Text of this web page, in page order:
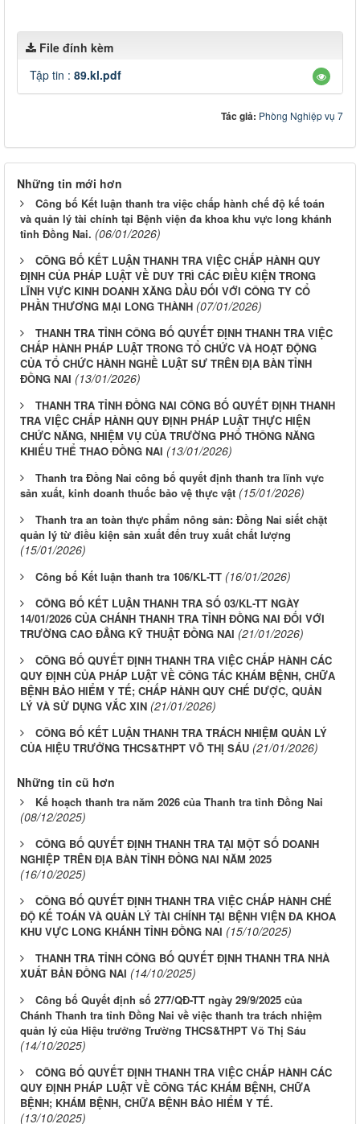
File đính kèm
Tập tin : 89.kl.pdf
Tác giả: Phòng Nghiệp vụ 7
Những tin mới hơn
Công bố Kết luận thanh tra việc chấp hành chế độ kế toán
và quản lý tài chính tại Bệnh viện đa khoa khu vực long khánh
tỉnh Đồng Nai. (06/01/2026)
CÔNG BỐ KẾT LUẬN THANH TRA VIỆC CHẤP HÀNH QUY
ĐỊNH CỦA PHÁP LUẬT VỀ DUY TRÌ CÁC ĐIỀU KIỆN TRONG
LĨNH VỰC KINH DOANH XĂNG DẦU ĐỐI VỚI CÔNG TY CỔ
PHẦN THƯƠNG MẠI LONG THÀNH (07/01/2026)
THANH TRA TỈNH CÔNG BỐ QUYẾT ĐỊNH THANH TRA VIỆC
CHẤP HÀNH PHÁP LUẬT TRONG TỔ CHỨC VÀ HOẠT ĐỘNG
CỦA TỔ CHỨC HÀNH NGHỀ LUẬT SƯ TRÊN ĐỊA BÀN TỈNH
ĐỒNG NAI (13/01/2026)
THANH TRA TỈNH ĐỒNG NAI CÔNG BỐ QUYẾT ĐỊNH THANH
TRA VIỆC CHẤP HÀNH QUY ĐỊNH PHÁP LUẬT THỰC HIỆN
CHỨC NĂNG, NHIỆM VỤ CỦA TRƯỜNG PHỔ THÔNG NĂNG
KHIẾU THỂ THAO ĐỒNG NAI (13/01/2026)
Thanh tra Đồng Nai công bố quyết định thanh tra lĩnh vực
sản xuất, kinh doanh thuốc bảo vệ thực vật (15/01/2026)
Thanh tra an toàn thực phẩm nông sản: Đồng Nai siết chặt
quản lý từ điều kiện sản xuất đến truy xuất chất lượng
(15/01/2026)
Công bố Kết luận thanh tra 106/KL-TT (16/01/2026)
CÔNG BỐ KẾT LUẬN THANH TRA SỐ 03/KL-TT NGÀY
14/01/2026 CỦA CHÁNH THANH TRA TỈNH ĐỒNG NAI ĐỐI VỚI
TRƯỜNG CAO ĐẲNG KỸ THUẬT ĐỒNG NAI (21/01/2026)
CÔNG BỐ QUYẾT ĐỊNH THANH TRA VIỆC CHẤP HÀNH CÁC
QUY ĐỊNH CỦA PHÁP LUẬT VỀ CÔNG TÁC KHÁM BỆNH, CHỮA
BỆNH BẢO HIỂM Y TẾ; CHẤP HÀNH QUY CHẾ DƯỢC, QUẢN
LÝ VÀ SỬ DỤNG VẮC XIN (21/01/2026)
CÔNG BỐ KẾT LUẬN THANH TRA TRÁCH NHIỆM QUẢN LÝ
CỦA HIỆU TRƯỞNG THCS&THPT VÕ THỊ SÁU (21/01/2026)
Những tin cũ hơn
Kế hoạch thanh tra năm 2026 của Thanh tra tỉnh Đồng Nai
(08/12/2025)
CÔNG BỐ QUYẾT ĐỊNH THANH TRA TẠI MỘT SỐ DOANH
NGHIỆP TRÊN ĐỊA BÀN TỈNH ĐỒNG NAI NĂM 2025
(16/10/2025)
CÔNG BỐ QUYẾT ĐỊNH THANH TRA VIỆC CHẤP HÀNH CHẾ
ĐỘ KẾ TOÁN VÀ QUẢN LÝ TÀI CHÍNH TẠI BỆNH VIỆN ĐA KHOA
KHU VỰC LONG KHÁNH TỈNH ĐỒNG NAI (15/10/2025)
THANH TRA TỈNH CÔNG BỐ QUYẾT ĐỊNH THANH TRA NHÀ
XUẤT BẢN ĐỒNG NAI (14/10/2025)
Công bố Quyết định số 277/QĐ-TT ngày 29/9/2025 của
Chánh Thanh tra tỉnh Đồng Nai về việc thanh tra trách nhiệm
quản lý của Hiệu trưởng Trường THCS&THPT Võ Thị Sáu
(14/10/2025)
CÔNG BỐ QUYẾT ĐỊNH THANH TRA VIỆC CHẤP HÀNH CÁC
QUY ĐỊNH PHÁP LUẬT VỀ CÔNG TÁC KHÁM BỆNH, CHỮA
BỆNH; KHÁM BỆNH, CHỮA BỆNH BẢO HIỂM Y TẾ.
(13/10/2025)